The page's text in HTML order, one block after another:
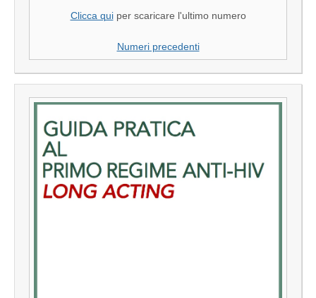
Clicca quiper scaricare l'ultimo numero
Numeri precedenti